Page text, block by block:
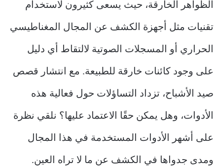
الظواهر الخارقة، حيث يسعى كثيرون لاستخدام
تقنيات مثل أجهزة الكشف عن المجال المغناطيسي
الحراري أو المسجلات الصوتية لالتقاط أي دليل
على وجود كائنات خارقة للطبيعة. مع انتشار قصص
صيد الأشباح، تزداد التساؤلات حول فعالية هذه
الأدوات، وهل يمكن حقًا الاعتماد عليها؟ نلقي نظرة
على أشهر الأدوات المستخدمة في هذا المجال
ومدى جدواها في الكشف عن ما لا تراه العين.